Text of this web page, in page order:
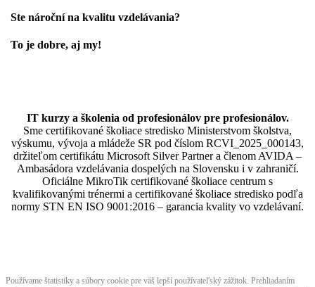
Ste nároční na kvalitu vzdelávania?
To je dobre, aj my!
IT kurzy a školenia od profesionálov pre profesionálov.
Sme certifikované školiace stredisko Ministerstvom školstva,
výskumu, vývoja a mládeže SR pod číslom RCVI_2025_000143,
držiteľom certifikátu Microsoft Silver Partner a členom AVIDA –
Ambasádora vzdelávania dospelých na Slovensku i v zahraničí.​​​​​​​​​​​​​​​​
Oficiálne MikroTik certifikované školiace centrum s
kvalifikovanými trénermi ​​​​​​​​​​a certifikované školiace stredisko podľa
normy STN EN ISO 9001:2016 – garancia kvality vo vzdelávaní.
Používame štatistiky a súbory cookie pre váš lepší používateľský zážitok. Prehliadaním